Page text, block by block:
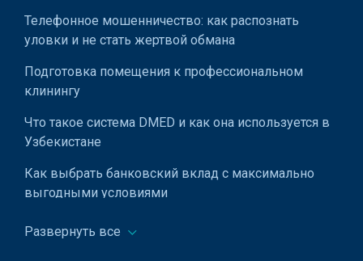
Телефонное мошенничество: как распознать
уловки и не стать жертвой обмана
Подготовка помещения к профессиональном
клинингу
Что такое система DMED и как она используется в
Узбекистане
Как выбрать банковский вклад с максимально
выгодными условиями
Что делать если потерял загранпаспорт
Развернуть все